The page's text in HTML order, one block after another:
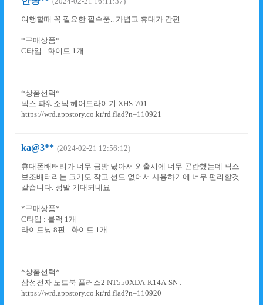
여행할때 꼭 필요한 필수품.. 가볍고 휴대가 간편
*구매상품*
C타입 : 화이트 1개
*상품선택*
픽스 파워소닉 헤어드라이기 XHS-701 :
https://wrd.appstory.co.kr/rd.flad?n=110921
ka@3** (2024-02-21 12:56:12)
휴대폰배터리가 너무 금방 닳아서 외출시에 너무 곤란했는데 픽스
보조배터리는 크기도 작고 선도 없어서 사용하기에 너무 편리할것
같습니다. 정말 기대되네요
*구매상품*
C타입 : 블랙 1개
라이트닝 8핀 : 화이트 1개
*상품선택*
삼성전자 노트북 플러스2 NT550XDA-K14A-SN :
https://wrd.appstory.co.kr/rd.flad?n=110920